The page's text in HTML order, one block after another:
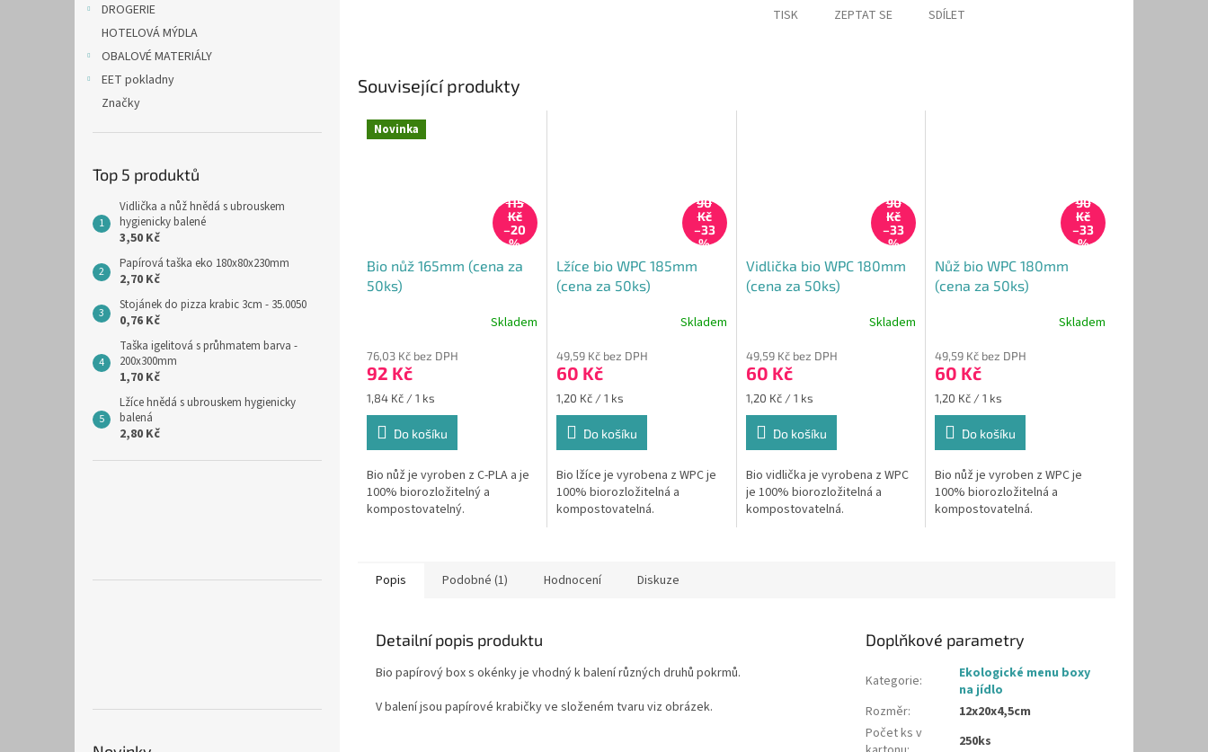
DROGERIE
HOTELOVÁ MÝDLA
OBALOVÉ MATERIÁLY
EET pokladny
Značky
Top 5 produktů
Vidlička a nůž hnědá s ubrouskem
hygienicky balené
3,50 Kč
Papírová taška eko 180x80x230mm
2,70 Kč
Stojánek do pizza krabic 3cm - 35.0050
0,76 Kč
Taška igelitová s průhmatem barva -
200x300mm
1,70 Kč
Lžíce hnědá s ubrouskem hygienicky
balená
2,80 Kč
TISK ZEPTAT SE SDÍLET
Související produkty
Novinka
115
Kč
–20
%
Bio nůž 165mm (cena za
50ks)
Skladem
76,03 Kč bez DPH
92 Kč
Měrná
cena:
1,84 Kč / 1 ks
Do košíku
Bio nůž je vyroben z C-PLA a je
100% biorozložitelný a
kompostovatelný.
90
Kč
–33
%
Lžíce bio WPC 185mm
(cena za 50ks)
Skladem
49,59 Kč bez DPH
60 Kč
Měrná
cena:
1,20 Kč / 1 ks
Do košíku
Bio lžíce je vyrobena z WPC je
100% biorozložitelná a
kompostovatelná.
90
Kč
–33
%
Vidlička bio WPC 180mm
(cena za 50ks)
Skladem
49,59 Kč bez DPH
60 Kč
Měrná
cena:
1,20 Kč / 1 ks
Do košíku
Bio vidlička je vyrobena z WPC
je 100% biorozložitelná a
kompostovatelná.
90
Kč
–33
%
Nůž bio WPC 180mm
(cena za 50ks)
Skladem
49,59 Kč bez DPH
60 Kč
Měrná
cena:
1,20 Kč / 1 ks
Do košíku
Bio nůž je vyroben z WPC je
100% biorozložitelná a
kompostovatelná.
Popis Podobné (1) Hodnocení Diskuze
Detailní popis produktu
Bio papírový box s okénky je vhodný k balení různých druhů pokrmů.
V balení jsou papírové krabičky ve složeném tvaru viz obrázek.
Doplňkové parametry
Kategorie:
Ekologické menu boxy
na jídlo
Rozměr:
12x20x4,5cm
Počet ks v
250ks